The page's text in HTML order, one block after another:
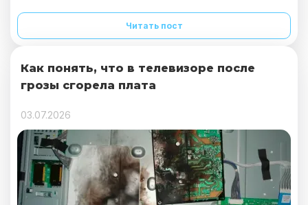
Читать пост
Как понять, что в телевизоре после
грозы сгорела плата
03.07.2026